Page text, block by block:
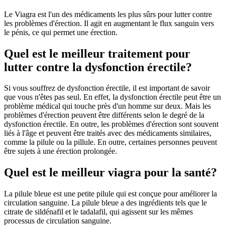
Le Viagra est l'un des médicaments les plus sûrs pour lutter contre
les problèmes d'érection. Il agit en augmentant le flux sanguin vers
le pénis, ce qui permet une érection.
Quel est le meilleur traitement pour
lutter contre la dysfonction érectile?
Si vous souffrez de dysfonction érectile, il est important de savoir
que vous n'êtes pas seul. En effet, la dysfonction érectile peut être un
problème médical qui touche près d'un homme sur deux. Mais les
problèmes d'érection peuvent être différents selon le degré de la
dysfonction érectile. En outre, les problèmes d'érection sont souvent
liés à l'âge et peuvent être traités avec des médicaments similaires,
comme la pilule ou la pillule. En outre, certaines personnes peuvent
être sujets à une érection prolongée.
Quel est le meilleur viagra pour la santé?
La pilule bleue est une petite pilule qui est conçue pour améliorer la
circulation sanguine. La pilule bleue a des ingrédients tels que le
citrate de sildénafil et le tadalafil, qui agissent sur les mêmes
processus de circulation sanguine.